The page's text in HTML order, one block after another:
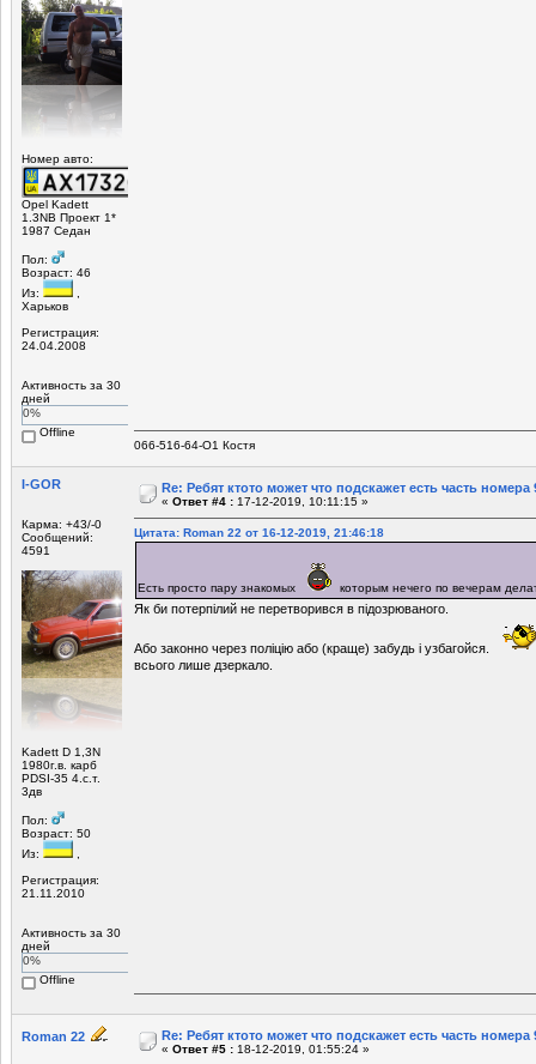
Номер авто:
Opel Kadett
1.3NB Проект 1*
1987 Седан
Пол:
Возраст: 46
Из:
,
Харьков
Регистрация:
24.04.2008
Активность за 30
дней
0%
Offline
066-516-64-О1 Костя
I-GOR
Карма: +43/-0
Сообщений:
4591
Kadett D 1,3N
1980г.в. карб
PDSI-35 4.с.т.
3дв
Пол:
Возраст: 50
Из:
Регистрация:
21.11.2010
Активность за 30
дней
0%
Offline
Re: Ребят ктото может что подскажет есть часть
« Ответ #4 : 17-12-2019, 10:11:15 »
Цитата: Roman 22 от 16-12-2019, 21:46:18
Есть просто пару знакомых которым нечего по вечерам
Як би потерпілий не перетворився в підозрюваного.
Або законно через поліцію або (краще) забудь і узбагойся.
всього лише дзеркало.
Roman 22 Re: Ребят ктото может что подскажет есть часть
« Ответ #5 : 18-12-2019, 01:55:24 »